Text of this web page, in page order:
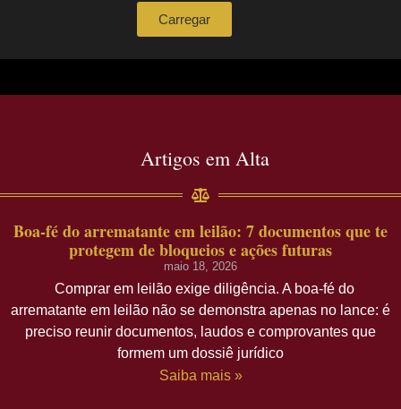
Carregar
Artigos em Alta
Boa-fé do arrematante em leilão: 7 documentos que te
protegem de bloqueios e ações futuras
maio 18, 2026
Comprar em leilão exige diligência. A boa-fé do
arrematante em leilão não se demonstra apenas no lance: é
preciso reunir documentos, laudos e comprovantes que
formem um dossiê jurídico
Saiba mais »